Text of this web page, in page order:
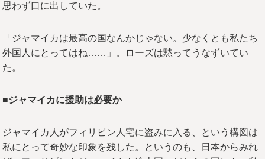
思わず口に出していた。
「ジャマイカは最高の国なんかじゃない。少なくとも私たち
外国人にとってはね……」。ローズは黙ってうなずいてい
た。
■ジャマイカに援助は必要か
ジャマイカ人がフィリピン人宅に盗みに入る、という構図は
私にとって奇妙な印象を残した。というのも、日本からみれ